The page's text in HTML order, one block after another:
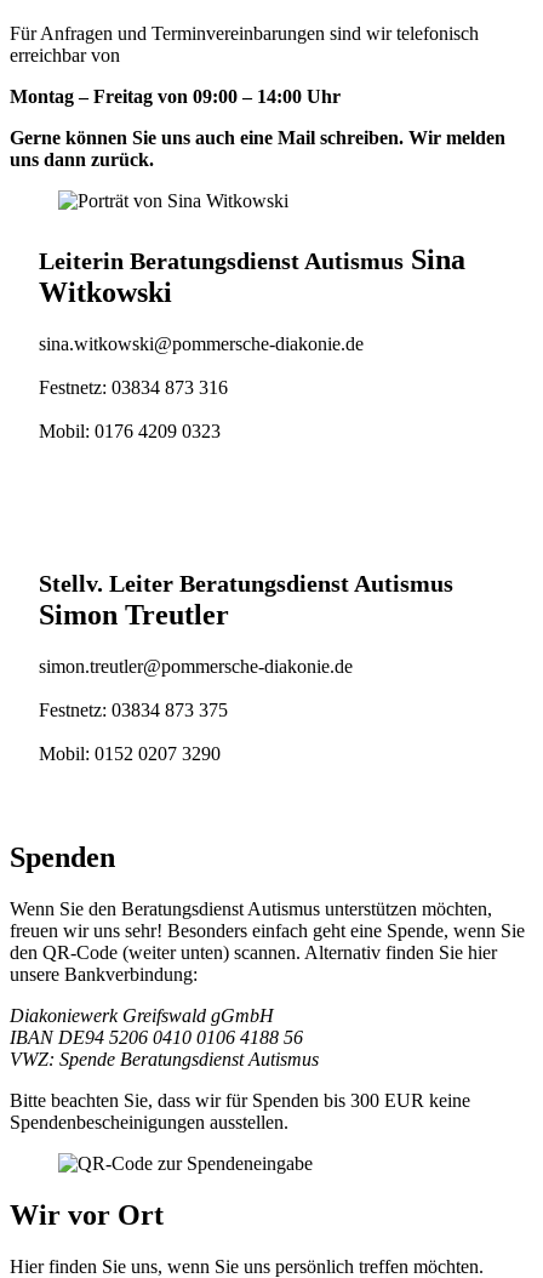
Für Anfragen und Terminvereinbarungen sind wir telefonisch
erreichbar von
Montag – Freitag von 09:00 – 14:00 Uhr
Gerne können Sie uns auch eine Mail schreiben. Wir melden
uns dann zurück.
Leiterin Beratungsdienst Autismus Sina
Witkowski
sina.witkowski@pommersche-diakonie.de
Festnetz: 03834 873 316
Mobil: 0176 4209 0323
Stellv. Leiter Beratungsdienst Autismus
Simon Treutler
simon.treutler@pommersche-diakonie.de
Festnetz: 03834 873 375
Mobil: 0152 0207 3290
Spenden
Wenn Sie den Beratungsdienst Autismus unterstützen möchten,
freuen wir uns sehr! Besonders einfach geht eine Spende, wenn Sie
den QR-Code (weiter unten) scannen. Alternativ finden Sie hier
unsere Bankverbindung:
Diakoniewerk Greifswald gGmbH
IBAN DE94 5206 0410 0106 4188 56
VWZ: Spende Beratungsdienst Autismus
Bitte beachten Sie, dass wir für Spenden bis 300 EUR keine
Spendenbescheinigungen ausstellen.
Wir vor Ort
Hier finden Sie uns, wenn Sie uns persönlich treffen möchten.